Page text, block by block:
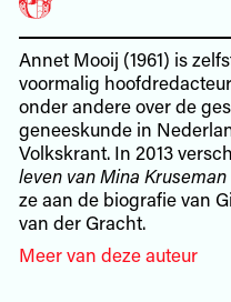
Annet Mooij (1961) is
voormalig
onder andere over de
geneeskunde in
Volkskrant. In 2013
leven van Mina Kruseman
ze aan de biografie van
van der Gracht.
Meer van deze auteur